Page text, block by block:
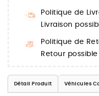
Politique de
Livraison
Politique de
Retour
Détail Produit Véhicules